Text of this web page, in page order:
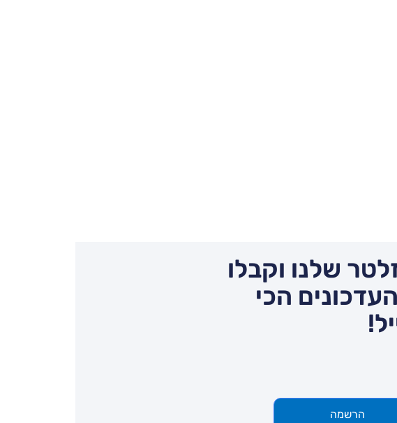
שלנו וקבלו
הכי
הרשמה